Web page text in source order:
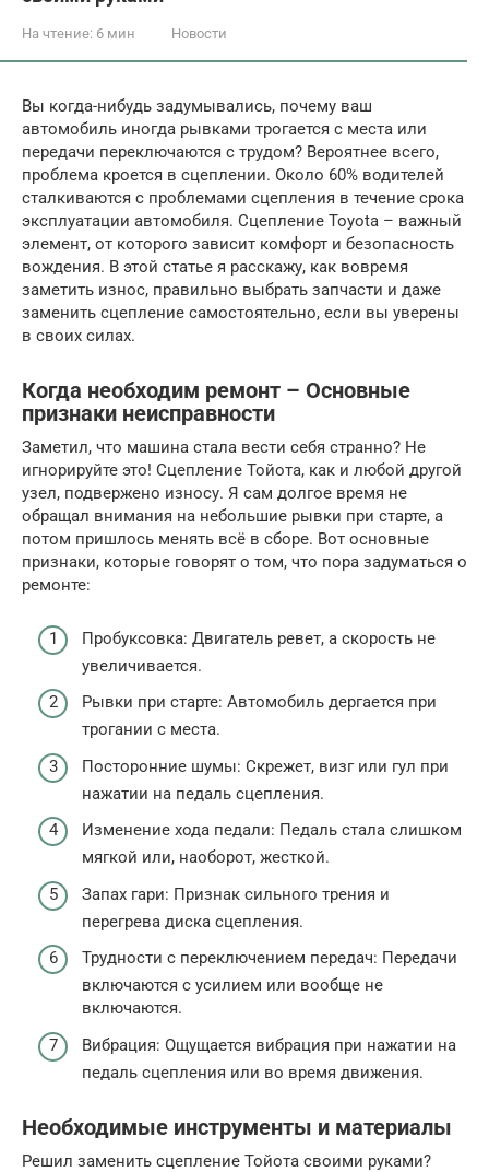
На чтение: 6 мин Новости
Вы когда-нибудь задумывались, почему ваш
автомобиль иногда рывками трогается с места или
передачи переключаются с трудом? Вероятнее всего,
проблема кроется в сцеплении. Около 60% водителей
сталкиваются с проблемами сцепления в течение срока
эксплуатации автомобиля. Сцепление Toyota – важный
элемент, от которого зависит комфорт и безопасность
вождения. В этой статье я расскажу, как вовремя
заметить износ, правильно выбрать запчасти и даже
заменить сцепление самостоятельно, если вы уверены
в своих силах.
Когда необходим ремонт – Основные
признаки неисправности
Заметил, что машина стала вести себя странно? Не
игнорируйте это! Сцепление Тойота, как и любой другой
узел, подвержено износу. Я сам долгое время не
обращал внимания на небольшие рывки при старте, а
потом пришлось менять всё в сборе. Вот основные
признаки, которые говорят о том, что пора задуматься о
ремонте:
Пробуксовка: Двигатель ревет, а скорость не
увеличивается.
Рывки при старте: Автомобиль дергается при
трогании с места.
Посторонние шумы: Скрежет, визг или гул при
нажатии на педаль сцепления.
Изменение хода педали: Педаль стала слишком
мягкой или, наоборот, жесткой.
Запах гари: Признак сильного трения и
перегрева диска сцепления.
Трудности с переключением передач: Передачи
включаются с усилием или вообще не
включаются.
Вибрация: Ощущается вибрация при нажатии на
педаль сцепления или во время движения.
Необходимые инструменты и материалы
Решил заменить сцепление Тойота своими руками?